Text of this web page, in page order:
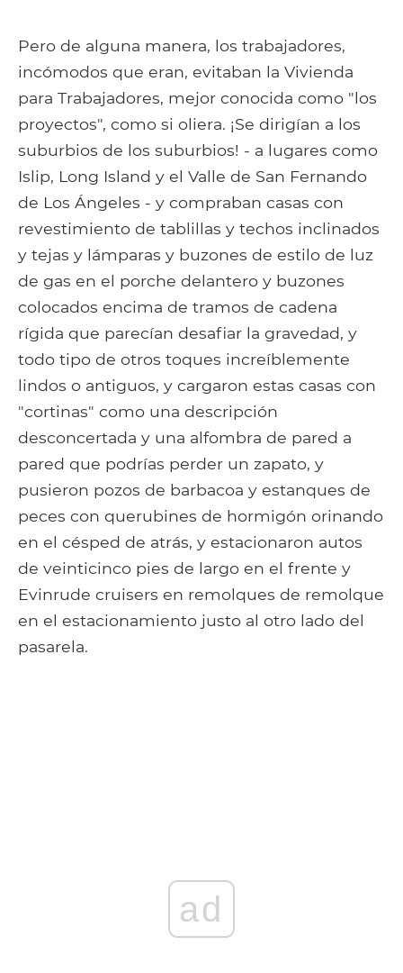
Pero de alguna manera, los trabajadores,
incómodos que eran, evitaban la Vivienda
para Trabajadores, mejor conocida como "los
proyectos", como si oliera. ¡Se dirigían a los
suburbios de los suburbios! - a lugares como
Islip, Long Island y el Valle de San Fernando
de Los Ángeles - y compraban casas con
revestimiento de tablillas y techos inclinados
y tejas y lámparas y buzones de estilo de luz
de gas en el porche delantero y buzones
colocados encima de tramos de cadena
rígida que parecían desafiar la gravedad, y
todo tipo de otros toques increíblemente
lindos o antiguos, y cargaron estas casas con
"cortinas" como una descripción
desconcertada y una alfombra de pared a
pared que podrías perder un zapato, y
pusieron pozos de barbacoa y estanques de
peces con querubines de hormigón orinando
en el césped de atrás, y estacionaron autos
de veinticinco pies de largo en el frente y
Evinrude cruisers en remolques de remolque
en el estacionamiento justo al otro lado del
pasarela.
ad